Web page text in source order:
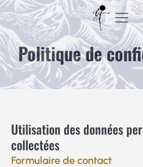
Aller
au
contenu
Politique de
Utilisation des données
collectées
Formulaire de contact